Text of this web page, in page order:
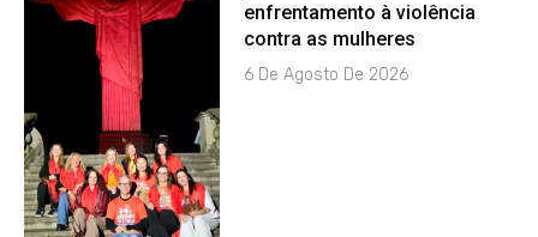
enfrentamento à violência
contra as mulheres
6 De Agosto De 2026